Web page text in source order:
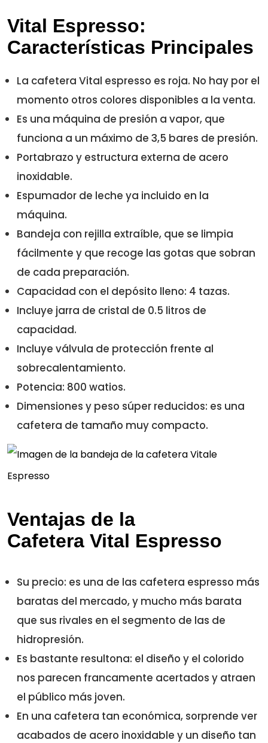
Vital Espresso:
Características Principales
La cafetera Vital espresso es roja. No hay por el
momento otros colores disponibles a la venta.
Es una máquina de presión a vapor, que
funciona a un máximo de 3,5 bares de presión.
Portabrazo y estructura externa de acero
inoxidable.
Espumador de leche ya incluido en la
máquina.
Bandeja con rejilla extraíble, que se limpia
fácilmente y que recoge las gotas que sobran
de cada preparación.
Capacidad con el depósito lleno: 4 tazas.
Incluye jarra de cristal de 0.5 litros de
capacidad.
Incluye válvula de protección frente al
sobrecalentamiento.
Potencia: 800 watios.
Dimensiones y peso súper reducidos: es una
cafetera de tamaño muy compacto.
Ventajas de la
Cafetera Vital Espresso
Su precio: es una de las cafetera espresso más
baratas del mercado, y mucho más barata
que sus rivales en el segmento de las de
hidropresión.
Es bastante resultona: el diseño y el colorido
nos parecen francamente acertados y atraen
el público más joven.
En una cafetera tan económica, sorprende ver
acabados de acero inoxidable y un diseño tan